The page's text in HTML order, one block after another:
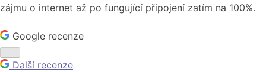
zájmu o internet až po fungující připojení zatím na 100%.
Google recenze
Další recenze